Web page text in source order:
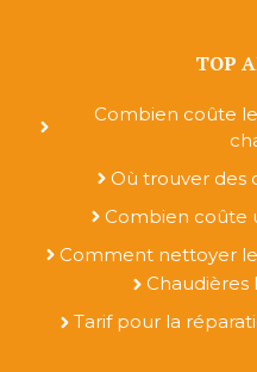
TOP
Combien coûte
Où trouver des
Combien coûte
Comment nettoyer
Chaudières
Tarif pour la